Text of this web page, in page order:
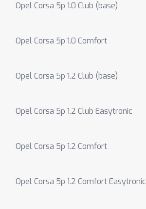
Opel Corsa 5p 1.0 Club (base)
Opel Corsa 5p 1.0 Comfort
Opel Corsa 5p 1.2 Club (base)
Opel Corsa 5p 1.2 Club Easytronic
Opel Corsa 5p 1.2 Comfort
Opel Corsa 5p 1.2 Comfort Easytronic